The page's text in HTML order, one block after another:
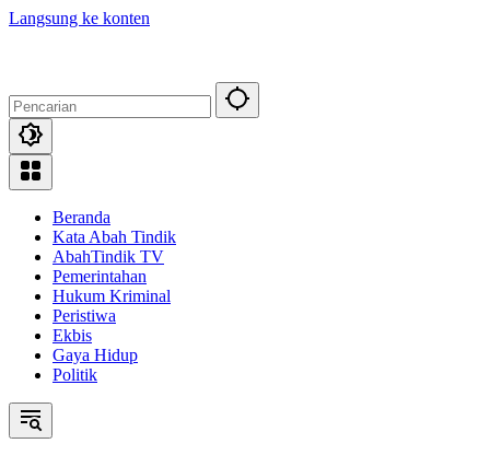
Langsung ke konten
Beranda
Kata Abah Tindik
AbahTindik TV
Pemerintahan
Hukum Kriminal
Peristiwa
Ekbis
Gaya Hidup
Politik